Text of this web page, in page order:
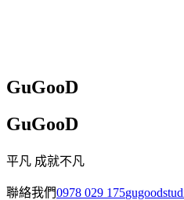
GuGooD
GuGooD
平凡 成就不凡
聯絡我們0978 029 175